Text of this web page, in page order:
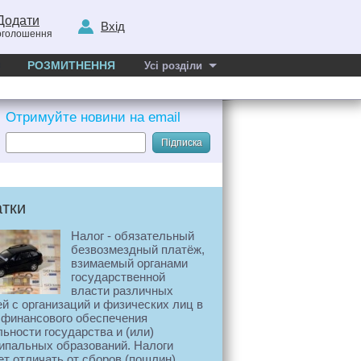
Вхід
РОЗМИТНЕННЯ Усі розділи
Отримуйте новини на email
Підписка
Налог - обязательный
безвозмездный платёж,
взимаемый органами
государственной
власти различных
с организаций и физических лиц в
обеспечения
государства и (или)
образований. Налоги